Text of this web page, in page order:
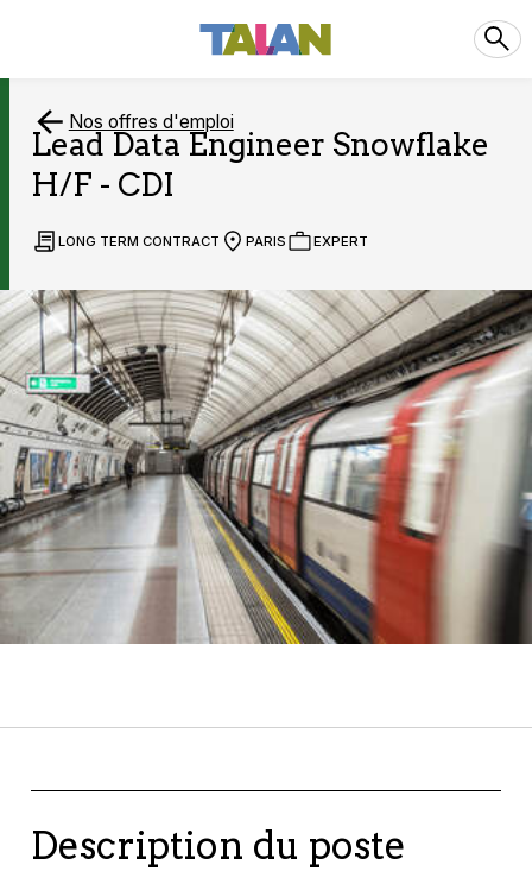
Nos offres d'emploi
Lead Data Engineer Snowflake
H/F - CDI
LONG TERM CONTRACT PARIS EXPERT
Description du poste